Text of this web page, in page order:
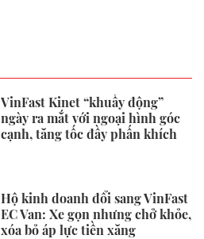
VinFast Kinet “khuấy động”
ngày ra mắt với ngoại hình góc
cạnh, tăng tốc đầy phấn khích
Hộ kinh doanh đổi sang VinFast
EC Van: Xe gọn nhưng chở khỏe,
xóa bỏ áp lực tiền xăng